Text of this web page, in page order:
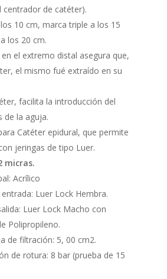
centrador de catéter).
10 cm, marca triple a los 15
los 20 cm.
el extremo distal asegura que,
el mismo fué extraído en su
facilita la introducción del
de la aguja.
Catéter epidural, que permite
jeringas de tipo Luer.
micras.
Acrílico
Luer Lock Hembra.
Luer Lock Macho con
Polipropileno.
de filtración: 5, 00 cm2.
de rotura: 8 bar (prueba de 15